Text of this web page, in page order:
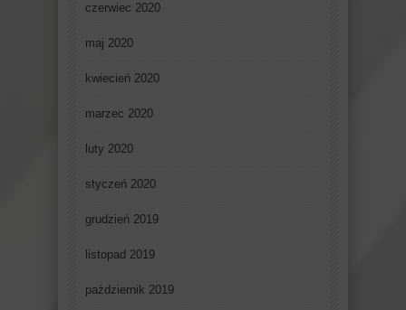
czerwiec 2020
maj 2020
kwiecień 2020
marzec 2020
luty 2020
styczeń 2020
grudzień 2019
listopad 2019
październik 2019